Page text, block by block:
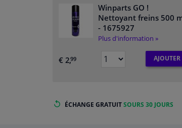
Winparts GO !
Nettoyant freins 500
- 1675927
Plus d'information »
€ 2,99 AJOUTER
ÉCHANGE GRATUITSOURS 30 JOURS